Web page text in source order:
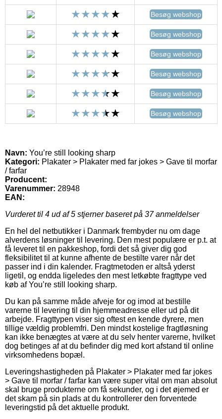
Besøg webshop
Besøg webshop
Besøg webshop
Besøg webshop
Besøg webshop
Besøg webshop
Navn: You’re still looking sharp
Kategori: Plakater > Plakater med far jokes > Gave til morfar
/ farfar
Producent:
Varenummer: 28948
EAN:
Vurderet til 4 ud af 5 stjerner baseret på 37anmeldelser
En hel del netbutikker i Danmark frembyder nu om dage
alverdens løsninger til levering. Den mest populære er p.t. at
få leveret til en pakkeshop, fordi det så giver dig god
fleksibilitet til at kunne afhente de bestilte varer når det
passer ind i din kalender. Fragtmetoden er altså yderst
ligetil, og endda ligeledes den mest letkøbte fragttype ved
køb af You’re still looking sharp.
Du kan på samme måde afveje for og imod at bestille
varerne til levering til din hjemmeadresse eller ud på dit
arbejde. Fragttypen viser sig oftest en kende dyrere, men
tillige vældig problemfri. Den mindst kostelige fragtløsning
kan ikke benægtes at være at du selv henter varerne, hvilket
dog betinges af at du befinder dig med kort afstand til online
virksomhedens bopæl.
Leveringshastigheden på Plakater > Plakater med far jokes
> Gave til morfar / farfar kan være super vital om man absolut
skal bruge produkterne om få sekunder, og i det øjemed er
det skam på sin plads at du kontrollerer den forventede
leveringstid på det aktuelle produkt.